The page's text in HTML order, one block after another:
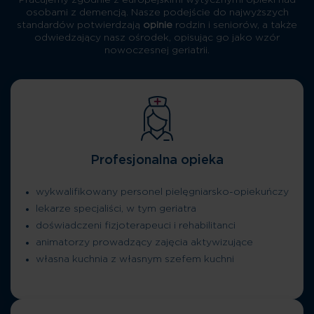
osobami z demencją. Nasze podejście do najwyższych
standardów potwierdzają opinie rodzin i seniorów, a także
odwiedzający nasz ośrodek, opisując go jako wzór
nowoczesnej geriatrii.
Profesjonalna opieka
wykwalifikowany personel pielęgniarsko-opiekuńczy
lekarze specjaliści, w tym geriatra
doświadczeni fizjoterapeuci i rehabilitanci
animatorzy prowadzący zajęcia aktywizujące
własna kuchnia z własnym szefem kuchni